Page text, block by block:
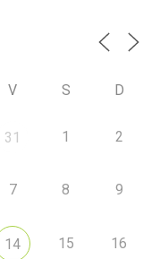
V S D
31 1 2
7 8 9
14 15 16